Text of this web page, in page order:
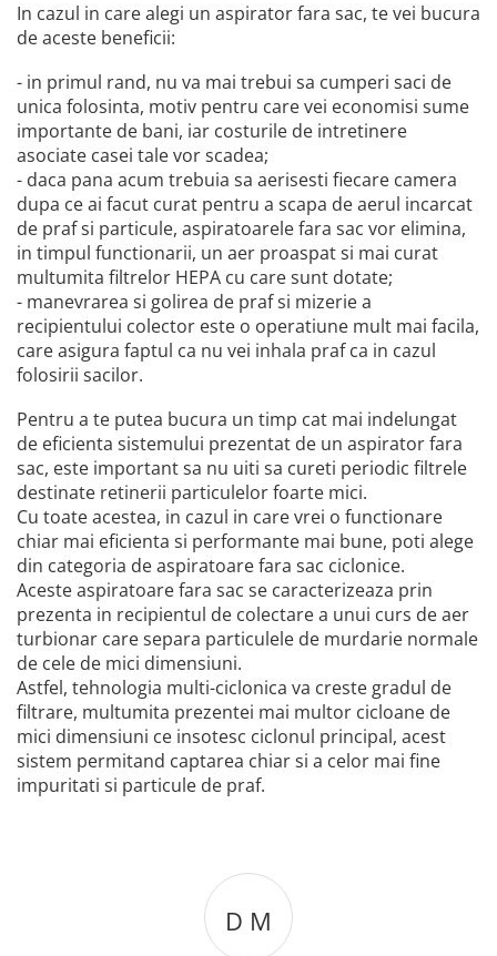
In cazul in care alegi un aspirator fara sac, te vei bucura
de aceste beneficii:
- in primul rand, nu va mai trebui sa cumperi saci de
unica folosinta, motiv pentru care vei economisi sume
importante de bani, iar costurile de intretinere
asociate casei tale vor scadea;
- daca pana acum trebuia sa aerisesti fiecare camera
dupa ce ai facut curat pentru a scapa de aerul incarcat
de praf si particule, aspiratoarele fara sac vor elimina,
in timpul functionarii, un aer proaspat si mai curat
multumita filtrelor HEPA cu care sunt dotate;
- manevrarea si golirea de praf si mizerie a
recipientului colector este o operatiune mult mai facila,
care asigura faptul ca nu vei inhala praf ca in cazul
folosirii sacilor.
Pentru a te putea bucura un timp cat mai indelungat
de eficienta sistemului prezentat de un aspirator fara
sac, este important sa nu uiti sa cureti periodic filtrele
destinate retinerii particulelor foarte mici.
Cu toate acestea, in cazul in care vrei o functionare
chiar mai eficienta si performante mai bune, poti alege
din categoria de aspiratoare fara sac ciclonice.
Aceste aspiratoare fara sac se caracterizeaza prin
prezenta in recipientul de colectare a unui curs de aer
turbionar care separa particulele de murdarie normale
de cele de mici dimensiuni.
Astfel, tehnologia multi-ciclonica va creste gradul de
filtrare, multumita prezentei mai multor cicloane de
mici dimensiuni ce insotesc ciclonul principal, acest
sistem permitand captarea chiar si a celor mai fine
impuritati si particule de praf.